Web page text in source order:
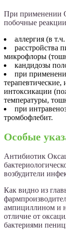
При применении
побочные
аллергия (в
расстройства
микрофлоры
кандидозы
при
интоксикации
температуры,
при
тромбофлебит.
Особые
Антибиотик
возбудители
Как видно из
ампициллином и
отличие от
бактериями